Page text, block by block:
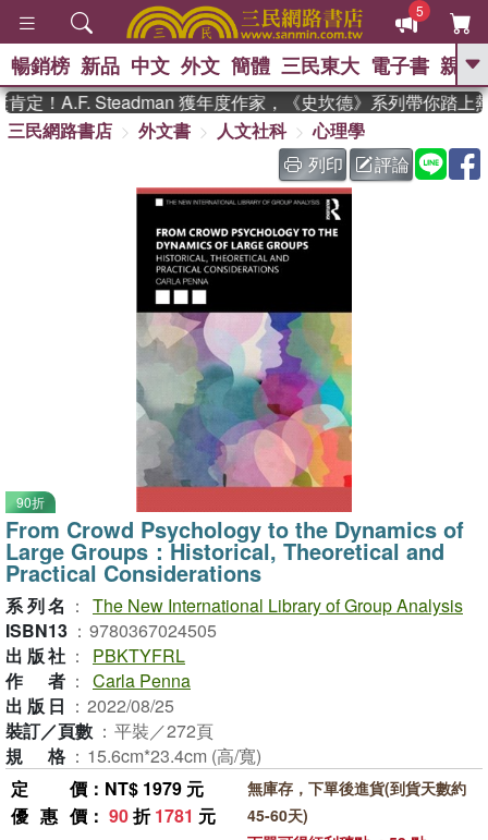
5
GO
熱搜： 東野圭吾 、 The Odyssey
、 如果歷史是一群喵 、 暑期
國際布克獎 臺灣漫遊錄 、 方
念華 、 台灣的李登輝時代
孩：黎曼猜想 、 偉大的迷走神經
暢銷榜 新品 中文 外文 簡體 三民東大 電子書 親子
定！A.F. Steadman 獲年度作家，《史坎德》系列帶你踏上熱
三民網路書店
外文書 人文社科
心理學
列印
評論
90折
From Crowd Psychology to the Dynamics of
Large Groups：Historical, Theoretical and
Practical Considerations
系列名 ： The New International Library of Group Analysis
ISBN13 ： 9780367024505
出版社 ：
PBKTYFRL
作者 ： Carla Penna
出版日 ： 2022/08/25
裝訂／頁數 ： 平裝／272頁
規格 ： 15.6cm*23.4cm (高/寬)
定價 ：NT$ 1979 元
優惠價 ： 90折1781 元
無庫存，下單後進貨(到貨天數約
45-60天)